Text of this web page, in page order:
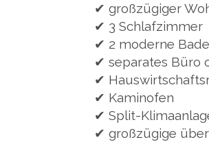
✔ großzügiger
✔ 3 Schlafzimmer
✔ 2 moderne
✔ separates Büro
✔
✔ Kaminofen
✔ Split-
✔ großzügige